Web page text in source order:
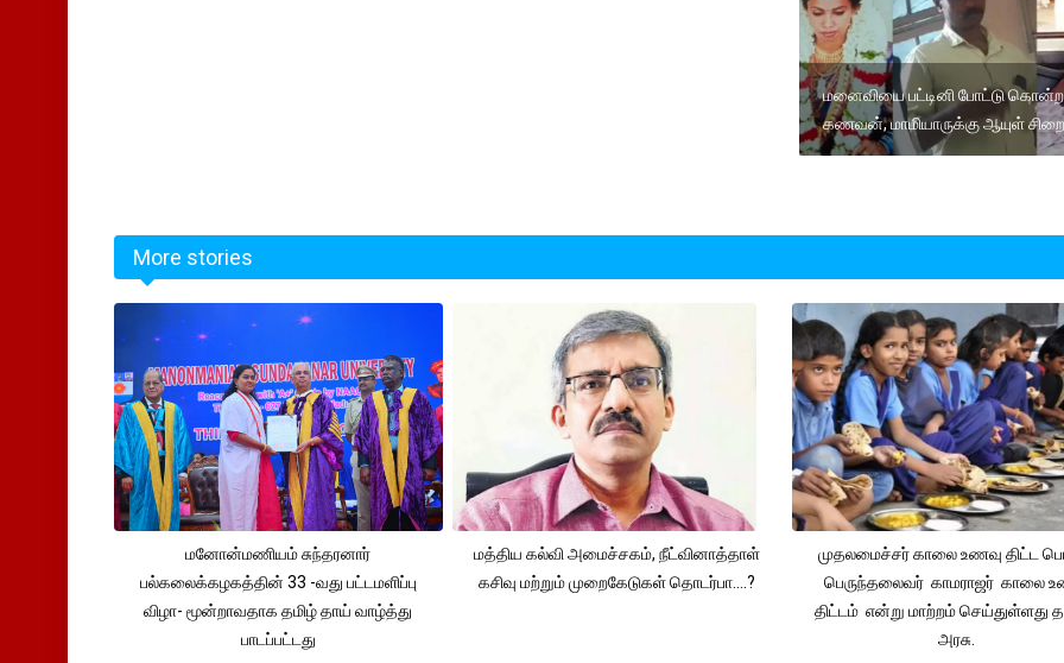
மனைவியை பட்டினி போட்டு கொன்ற
கணவன், மாமியாருக்கு ஆயுள் சிறை
More stories
மனோன்மணியம் சுந்தரனார்
பல்கலைக்கழகத்தின் 33 -வது பட்டமளிப்பு
விழா- மூன்றாவதாக தமிழ் தாய் வாழ்த்து
பாடப்பட்டது
மத்திய கல்வி அமைச்சகம், நீட்வினாத்தாள்
கசிவு மற்றும் முறைகேடுகள் தொடர்பா....?
முதலமைச்சர் காலை உணவு திட்ட
பெருந்தலைவர் காமராஜர் காலை
திட்டம் என்று மாற்றம் செய்துள்ளது
அரசு.